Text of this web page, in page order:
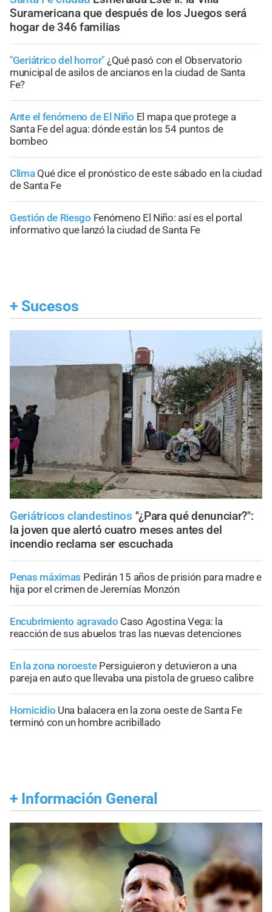
Suramericana que después de los Juegos será
hogar de 346 familias
"Geriátrico del horror" ¿Qué pasó con el Observatorio
municipal de asilos de ancianos en la ciudad de Santa
Fe?
Ante el fenómeno de El Niño El mapa que protege a
Santa Fe del agua: dónde están los 54 puntos de
bombeo
Clima Qué dice el pronóstico de este sábado en la ciudad
de Santa Fe
Gestión de Riesgo Fenómeno El Niño: así es el portal
informativo que lanzó la ciudad de Santa Fe
+ Sucesos
Geriátricos clandestinos "¿Para qué denunciar?":
la joven que alertó cuatro meses antes del
incendio reclama ser escuchada
Penas máximas Pedirán 15 años de prisión para madre e
hija por el crimen de Jeremías Monzón
Encubrimiento agravado Caso Agostina Vega: la
reacción de sus abuelos tras las nuevas detenciones
En la zona noroeste Persiguieron y detuvieron a una
pareja en auto que llevaba una pistola de grueso calibre
Homicidio Una balacera en la zona oeste de Santa Fe
terminó con un hombre acribillado
+ Información General